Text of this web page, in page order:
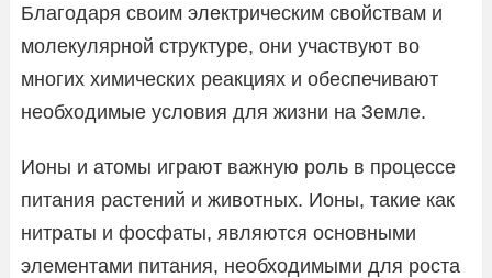
Благодаря своим электрическим свойствам и
молекулярной структуре, они участвуют во
многих химических реакциях и обеспечивают
необходимые условия для жизни на Земле.
Ионы и атомы играют важную роль в процессе
питания растений и животных. Ионы, такие как
нитраты и фосфаты, являются основными
элементами питания, необходимыми для роста